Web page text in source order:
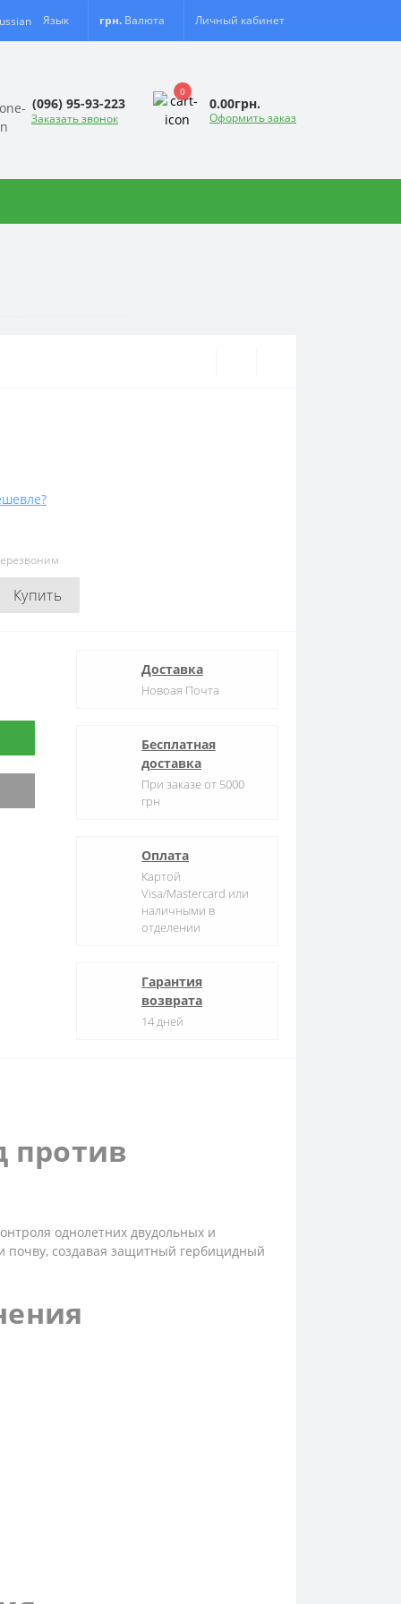
Язык грн. Валюта Личный кабинет
(096) 95-93-223
Заказать звонок
0
0.00грн.
Оформить заказ
Купить
Доставка
Новоая Почта
Бесплатная
доставка
При заказе от 5000
грн
Оплата
Картой
Visa/Mastercard или
наличными в
отделении
Гарантия
возврата
14 дней
против
однолетних двудольных и
почву, создавая защитный гербицидный